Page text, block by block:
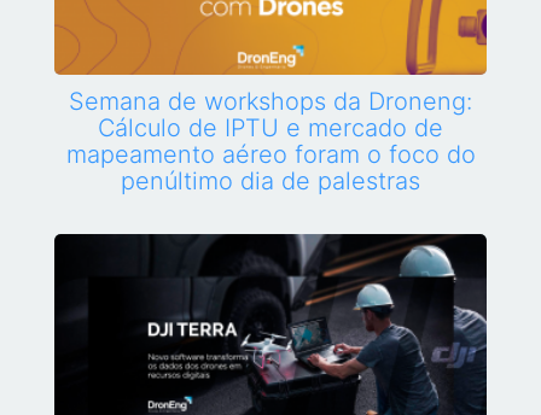
Semana de workshops da Droneng:
Cálculo de IPTU e mercado de
mapeamento aéreo foram o foco do
penúltimo dia de palestras